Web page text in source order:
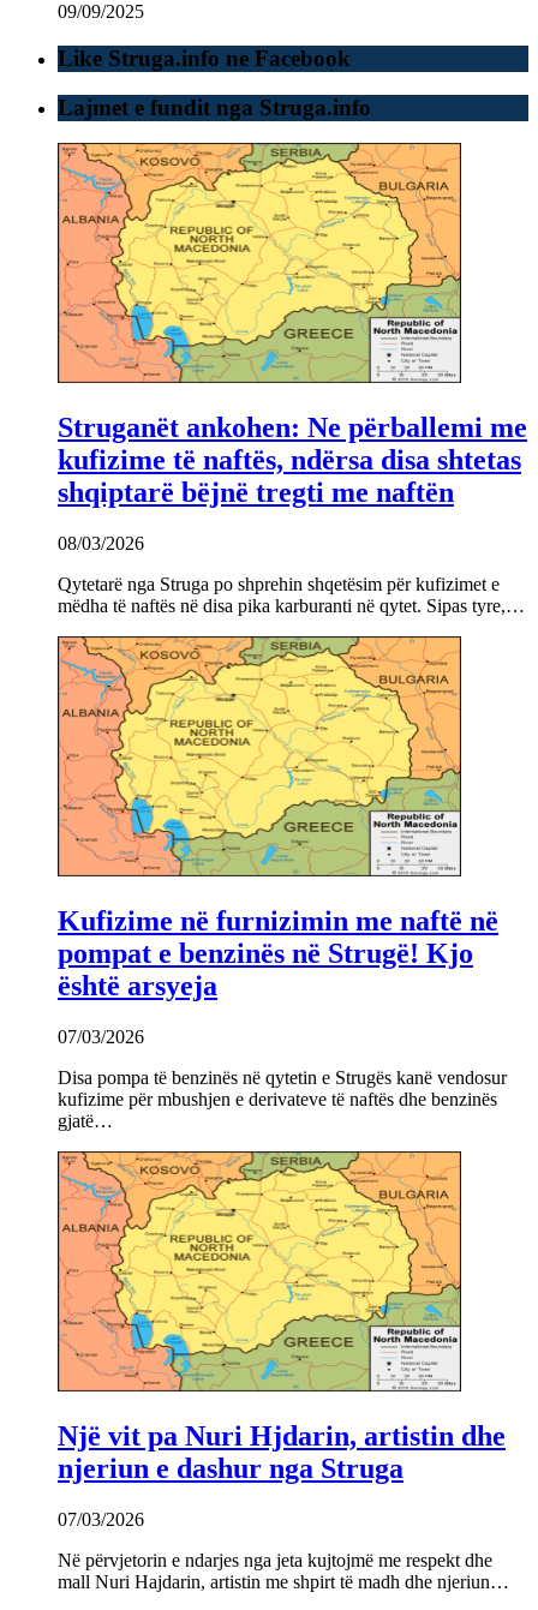
09/09/2025
Like Struga.info ne Facebook
Lajmet e fundit nga Struga.info
Struganët ankohen: Ne përballemi me
kufizime të naftës, ndërsa disa shtetas
shqiptarë bëjnë tregti me naftën
08/03/2026
Qytetarë nga Struga po shprehin shqetësim për kufizimet e
mëdha të naftës në disa pika karburanti në qytet. Sipas tyre,…
Kufizime në furnizimin me naftë në
pompat e benzinës në Strugë! Kjo
është arsyeja
07/03/2026
Disa pompa të benzinës në qytetin e Strugës kanë vendosur
kufizime për mbushjen e derivateve të naftës dhe benzinës
gjatë…
Një vit pa Nuri Hjdarin, artistin dhe
njeriun e dashur nga Struga
07/03/2026
Në përvjetorin e ndarjes nga jeta kujtojmë me respekt dhe
mall Nuri Hajdarin, artistin me shpirt të madh dhe njeriun…